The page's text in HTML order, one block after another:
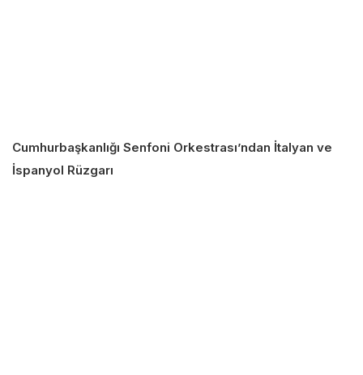
Cumhurbaşkanlığı Senfoni Orkestrası’ndan İtalyan ve
İspanyol Rüzgarı